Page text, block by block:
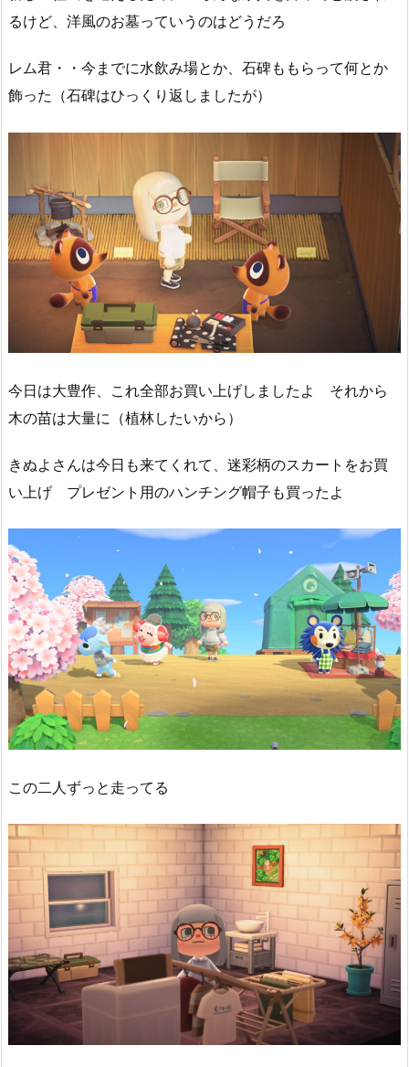
るけど、洋風のお墓っていうのはどうだろ
レム君・・今までに水飲み場とか、石碑ももらって何とか
飾った（石碑はひっくり返しましたが）
今日は大豊作、これ全部お買い上げしましたよ それから
木の苗は大量に（植林したいから）
きぬよさんは今日も来てくれて、迷彩柄のスカートをお買
い上げ プレゼント用のハンチング帽子も買ったよ
この二人ずっと走ってる